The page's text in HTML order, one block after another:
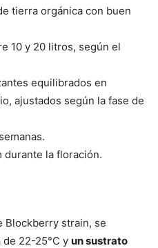
tierra orgánica con buen
10 y 20 litros, según el
equilibrados en
ajustados según la fase de
durante la floración.
Blockberry strain, se
22-25°C y un sustrato